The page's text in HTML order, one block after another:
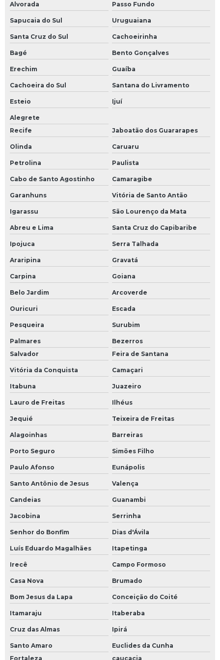
Alvorada Passo Fundo
Sapucaia do Sul Uruguaiana
Santa Cruz do Sul Cachoeirinha
Bagé Bento Gonçalves
Erechim Guaíba
Cachoeira do Sul Santana do Livramento
Esteio Ijuí
Alegrete
Recife
Jaboatão dos Guararapes
Olinda Caruaru
Petrolina Paulista
Cabo de Santo Agostinho Camaragibe
Garanhuns Vitória de Santo Antão
Igarassu São Lourenço da Mata
Abreu e Lima Santa Cruz do Capibaribe
Ipojuca Serra Talhada
Araripina Gravatá
Carpina Goiana
Belo Jardim Arcoverde
Ouricuri Escada
Pesqueira Surubim
Palmares
Bezerros
Salvador
Feira de Santana
Vitória da Conquista Camaçari
Itabuna Juazeiro
Lauro de Freitas Ilhéus
Jequié Teixeira de Freitas
Alagoinhas Barreiras
Porto Seguro Simões Filho
Paulo Afonso Eunápolis
Santo Antônio de Jesus Valença
Candeias Guanambi
Jacobina Serrinha
Senhor do Bonfim Dias d'Ávila
Luís Eduardo Magalhães Itapetinga
Irecê Campo Formoso
Casa Nova Brumado
Bom Jesus da Lapa Conceição do Coité
Itamaraju Itaberaba
Cruz das Almas Ipirá
Santo Amaro
Euclides da Cunha
Fortaleza
caucacia